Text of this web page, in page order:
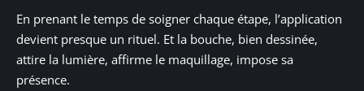
En prenant le temps de soigner chaque étape, l’application
devient presque un rituel. Et la bouche, bien dessinée,
attire la lumière, affirme le maquillage, impose sa
présence.